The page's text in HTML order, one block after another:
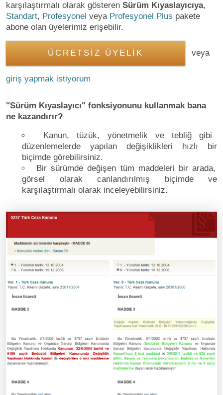
karşılaştırmalı olarak gösteren Sürüm Kıyaslayıcıya,
Standart, Profesyonel veya Profesyonel Plus pakete
abone olan üyelerimiz erişebilir.
ÜCRETSİZ ÜYELİK veya
giriş yapmak istiyorum
"Sürüm Kıyaslayıcı" fonksiyonunu kullanmak bana
ne kazandırır?
Kanun, tüzük, yönetmelik ve tebliğ gibi
düzenlemelerde yapılan değişiklikleri hızlı bir
biçimde görebilirsiniz.
Bir sürümde değişen tüm maddeleri bir arada,
görsel olarak canlandırılmış biçimde ve
karşılaştırmalı olarak inceleyebilirsiniz.